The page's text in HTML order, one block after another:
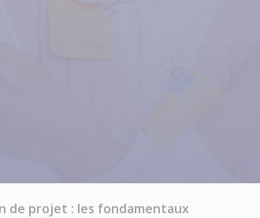
de projet : les fondamentaux